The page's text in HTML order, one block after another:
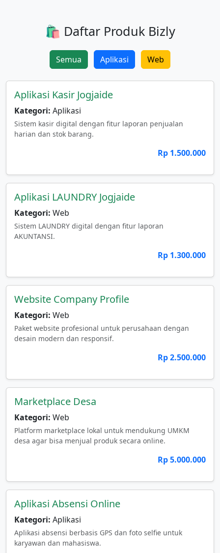
🛍️ Daftar Produk Bizly
Semua Aplikasi Web
Aplikasi Kasir Jogjaide
Kategori: Aplikasi
Sistem kasir digital dengan fitur laporan penjualan
harian dan stok barang.
Rp 1.500.000
Aplikasi LAUNDRY Jogjaide
Kategori: Web
Sistem LAUNDRY digital dengan fitur laporan
AKUNTANSI.
Rp 1.300.000
Website Company Profile
Kategori: Web
Paket website profesional untuk perusahaan dengan
desain modern dan responsif.
Rp 2.500.000
Marketplace Desa
Kategori: Web
Platform marketplace lokal untuk mendukung UMKM
desa agar bisa menjual produk secara online.
Rp 5.000.000
Aplikasi Absensi Online
Kategori: Aplikasi
Aplikasi absensi berbasis GPS dan foto selfie untuk
karyawan dan mahasiswa.